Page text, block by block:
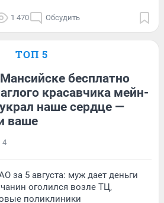
1 470 Обсудить
ТОП 5
бесплатно
красавчика мейн-
наше сердце —
ваше
4
за 5 августа: муж дает деньги
оголился возле ТЦ,
поликлиники